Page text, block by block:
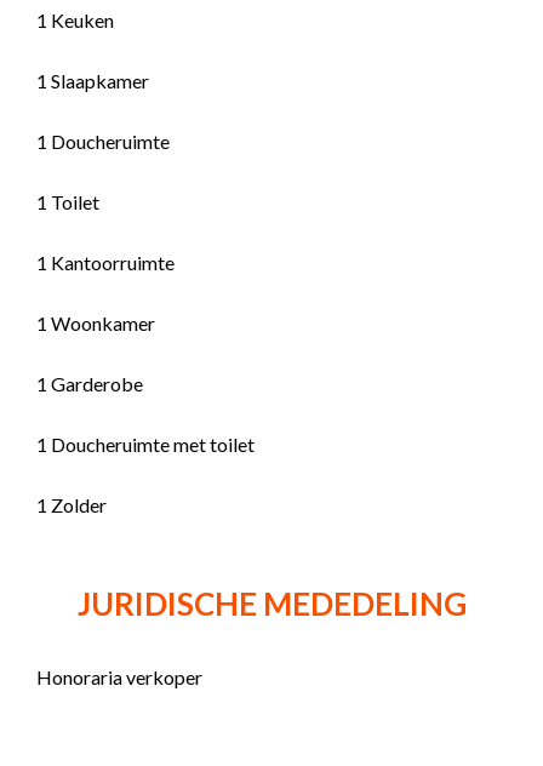
1 Keuken
1 Slaapkamer
1 Doucheruimte
1 Toilet
1 Kantoorruimte
1 Woonkamer
1 Garderobe
1 Doucheruimte met toilet
1 Zolder
JURIDISCHE MEDEDELING
Honoraria verkoper